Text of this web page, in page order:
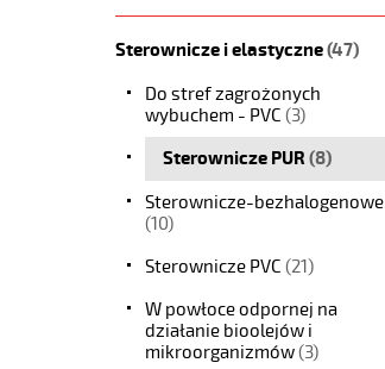
Sterownicze i elastyczne(47)
Do stref zagrożonych
wybuchem - PVC (3)
Sterownicze PUR (8)
Sterownicze-bezhalogenowe
(10)
Sterownicze PVC (21)
W powłoce odpornej na
działanie bioolejów i
mikroorganizmów(3)